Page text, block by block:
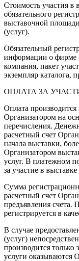
Стоимость участия в
обязательного
выставочной
(услуг).
Обязательный
информации о фирме
компания, пакет
экземпляр каталога,
ОПЛАТА ЗА
Оплата производится
Организатором на
перечисления.
расчетный счет
начала выставки,
Организатором
услуг. В платежном
за участие в
Сумма
расчетный счет
предъявления счета.
регистрируется в
В случае
(услуг)
производится
услуги оказываются